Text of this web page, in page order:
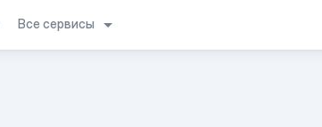
Все сервисы